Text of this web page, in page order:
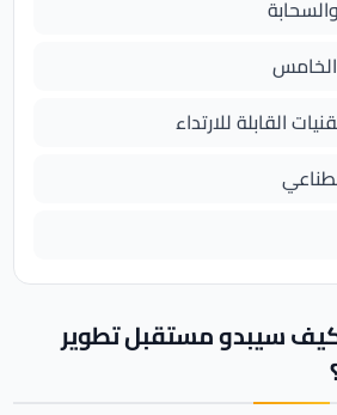
الخامس
القابلة للارتداء
سيبدو مستقبل تطوير